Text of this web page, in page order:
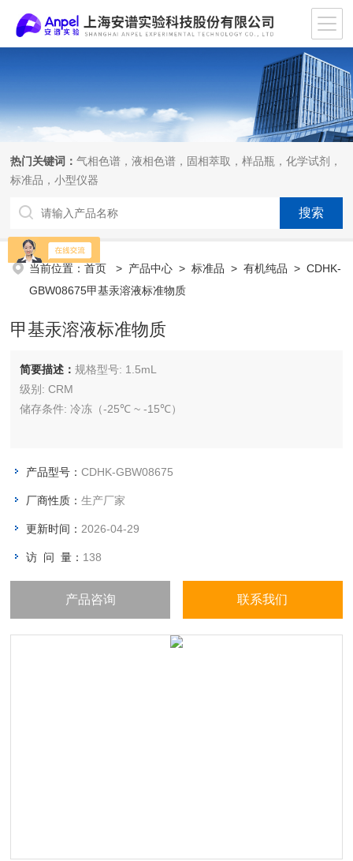
热门关键词：气相色谱，液相色谱，固相萃取，样品瓶，化学试剂，
标准品，小型仪器
当前位置：首页 > 产品中心 >标准品 >有机纯品 > CDHK-
GBW08675甲基汞溶液标准物质
甲基汞溶液标准物质
简要描述：规格型号: 1.5mL
级别: CRM
储存条件: 冷冻（-25℃ ~ -15℃）
产品型号：CDHK-GBW08675
厂商性质：生产厂家
更新时间： 2026-04-29
访 问 量： 138
产品咨询 联系我们